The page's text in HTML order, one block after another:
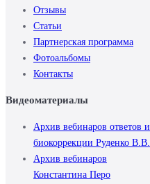
Отзывы
Статьи
Партнерская программа
Фотоальбомы
Контакты
Видеоматериалы
Архив вебинаров ответов и
биокоррекции Руденко В.В.
Архив вебинаров
Константина Перо